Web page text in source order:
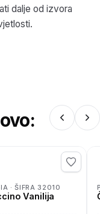
dalje od izvora
· ŠIFRA 32010
Vanilija